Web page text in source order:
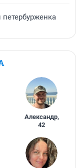
Александр,
42